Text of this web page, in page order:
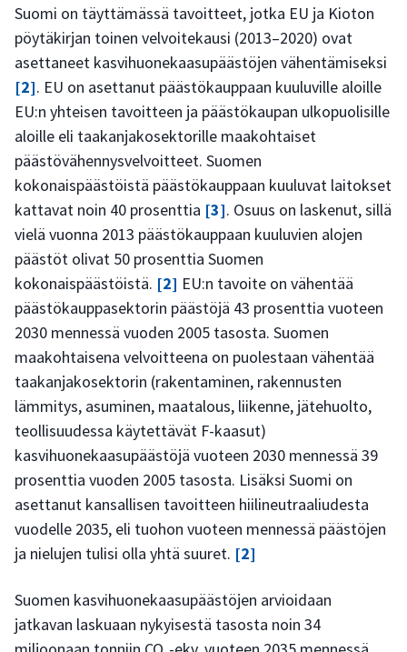
Suomi on täyttämässä tavoitteet, jotka EU ja Kioton
pöytäkirjan toinen velvoitekausi (2013–2020) ovat
asettaneet kasvihuonekaasupäästöjen vähentämiseksi
[2]. EU on asettanut päästökauppaan kuuluville aloille
EU:n yhteisen tavoitteen ja päästökaupan ulkopuolisille
aloille eli taakanjakosektorille maakohtaiset
päästövähennysvelvoitteet. Suomen
kokonaispäästöistä päästökauppaan kuuluvat laitokset
kattavat noin 40 prosenttia [3]. Osuus on laskenut, sillä
vielä vuonna 2013 päästökauppaan kuuluvien alojen
päästöt olivat 50 prosenttia Suomen
kokonaispäästöistä. [2] EU:n tavoite on vähentää
päästökauppasektorin päästöjä 43 prosenttia vuoteen
2030 mennessä vuoden 2005 tasosta. Suomen
maakohtaisena velvoitteena on puolestaan vähentää
taakanjakosektorin (rakentaminen, rakennusten
lämmitys, asuminen, maatalous, liikenne, jätehuolto,
teollisuudessa käytettävät F-kaasut)
kasvihuonekaasupäästöjä vuoteen 2030 mennessä 39
prosenttia vuoden 2005 tasosta. Lisäksi Suomi on
asettanut kansallisen tavoitteen hiilineutraaliudesta
vuodelle 2035, eli tuohon vuoteen mennessä päästöjen
ja nielujen tulisi olla yhtä suuret. [2]
Suomen kasvihuonekaasupäästöjen arvioidaan
jatkavan laskuaan nykyisestä tasosta noin 34